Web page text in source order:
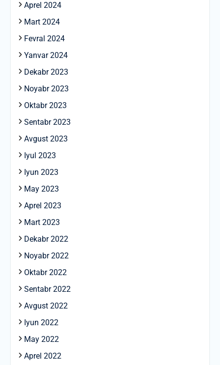
Aprel 2024
Mart 2024
Fevral 2024
Yanvar 2024
Dekabr 2023
Noyabr 2023
Oktabr 2023
Sentabr 2023
Avgust 2023
Iyul 2023
Iyun 2023
May 2023
Aprel 2023
Mart 2023
Dekabr 2022
Noyabr 2022
Oktabr 2022
Sentabr 2022
Avgust 2022
Iyun 2022
May 2022
Aprel 2022